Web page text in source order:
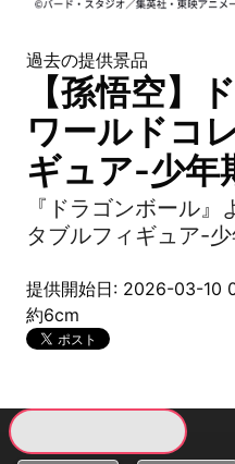
過去の提供景品
【孫悟空】
ワールドコ
ギュア-少年
『ドラゴンボール
タブルフィギュア-少
提供開始日: 2026-03-10
約6cm